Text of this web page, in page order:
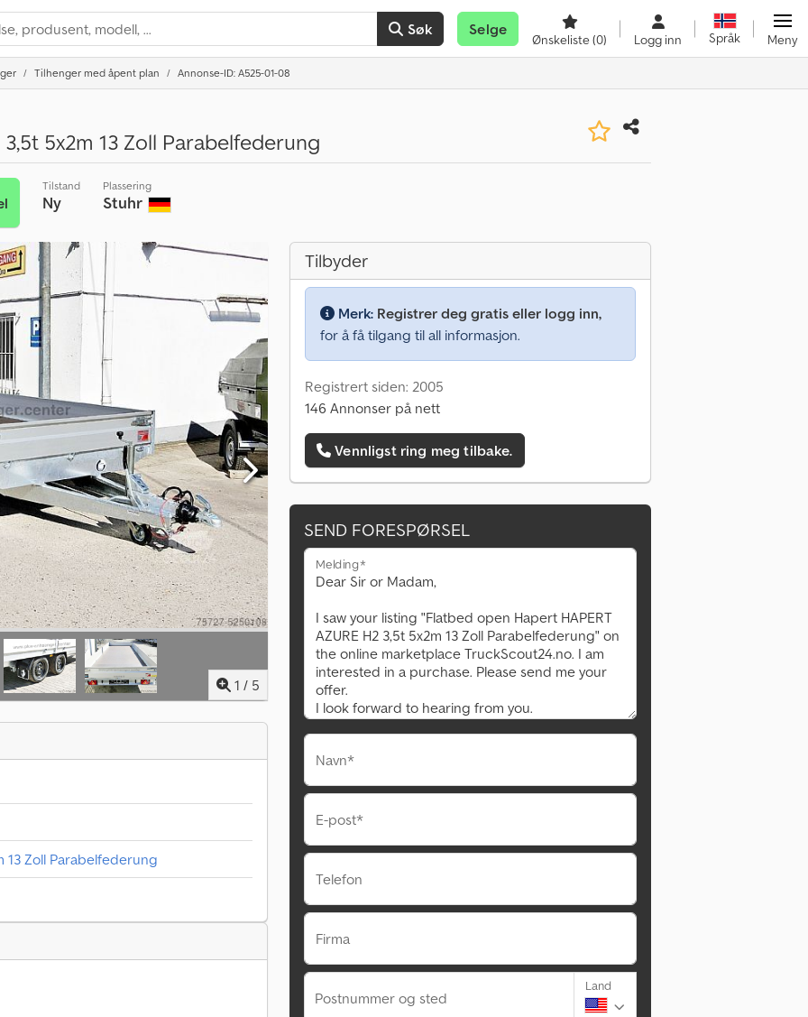
Søk Selge
Ønskeliste(0) Logg inn Språk Meny
Tilhenger med åpent plan Annonse-ID: A525-01-08
3,5t 5x2m 13 Zoll Parabelfederung
Tilstand
Ny
Plassering
Stuhr
1 / 5
13 Zoll Parabelfederung
Tilbyder
Merk: Registrer deg gratis eller logg inn,
for å få tilgang til all informasjon.
Registrert siden: 2005
146 Annonser på nett
Vennligst ring meg tilbake.
SEND FORESPØRSEL
Melding*
Navn*
E-post*
Telefon
Firma
Postnummer og sted
Land